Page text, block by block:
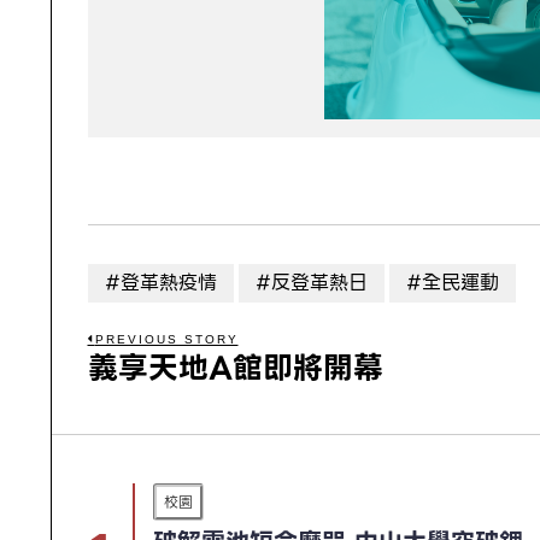
#登革熱疫情 #反登革熱日 #全民運動
PREVIOUS STORY
義享天地A館即將開幕
校園